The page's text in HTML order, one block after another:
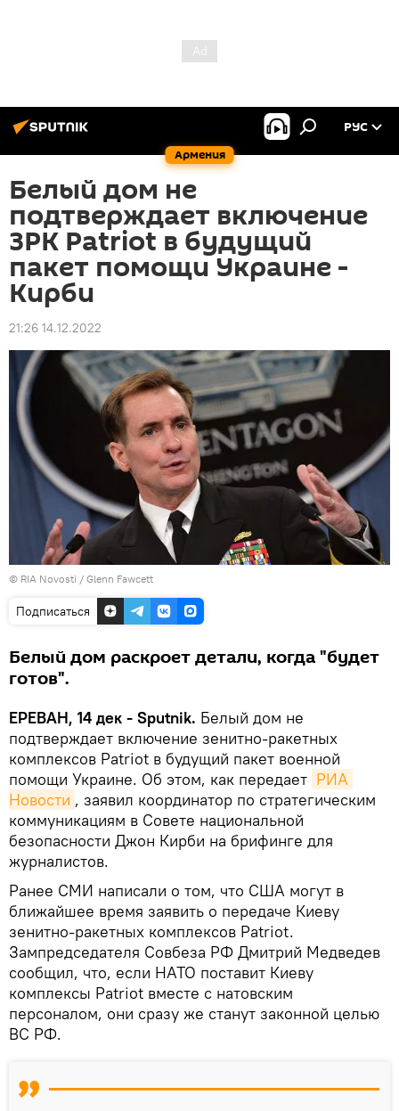
Армения
РУС
Белый дом не
подтверждает включение
ЗРК Patriot в будущий
пакет помощи Украине -
Кирби
21:26 14.12.2022
© RIA Novosti / Glenn Fawcett
Подписаться
Белый дом раскроет детали, когда "будет
готов".
ЕРЕВАН, 14 дек - Sputnik. Белый дом не
подтверждает включение зенитно-ракетных
комплексов Patriot в будущий пакет военной
помощи Украине․ Об этом, как передает РИА
Новости , заявил координатор по стратегическим
коммуникациям в Совете национальной
безопасности Джон Кирби на брифинге для
журналистов.
Ранее СМИ написали о том, что США могут в
ближайшее время заявить о передаче Киеву
зенитно-ракетных комплексов Patriot.
Зампредседателя Совбеза РФ Дмитрий Медведев
сообщил, что, если НАТО поставит Киеву
комплексы Patriot вместе с натовским
персоналом, они сразу же станут законной целью
ВС РФ.